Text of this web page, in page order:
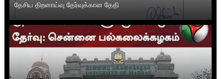
தேசிய திறனாய்வு தேர்வுக்கான தேதி